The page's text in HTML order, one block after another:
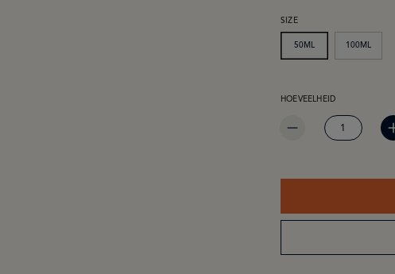
SELECTEER
SIZE
50ML 100ML
HOEVEELHEID